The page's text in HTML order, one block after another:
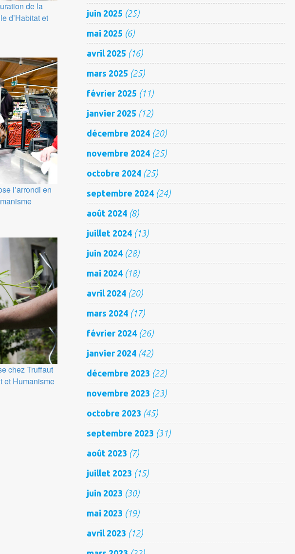
de la
d’Habitat et
l’arrondi en
chez Truffaut
et Humanisme
juin 2025 (25)
mai 2025 (6)
avril 2025 (16)
mars 2025 (25)
février 2025 (11)
janvier 2025 (12)
décembre 2024 (20)
novembre 2024 (25)
octobre 2024 (25)
septembre 2024 (24)
août 2024 (8)
juillet 2024 (13)
juin 2024 (28)
mai 2024 (18)
avril 2024 (20)
mars 2024 (17)
février 2024 (26)
janvier 2024 (42)
décembre 2023 (22)
novembre 2023 (23)
octobre 2023 (45)
septembre 2023 (31)
août 2023 (7)
juillet 2023 (15)
juin 2023 (30)
mai 2023 (19)
avril 2023 (12)